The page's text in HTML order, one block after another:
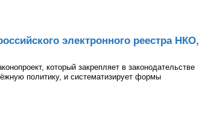
электронного реестра НКО,
который закрепляет в законодательстве
политику, и систематизирует формы